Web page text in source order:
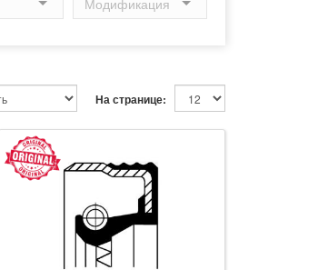
На странице: